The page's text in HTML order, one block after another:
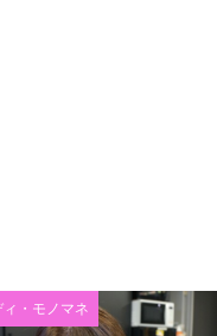
・モノマネ